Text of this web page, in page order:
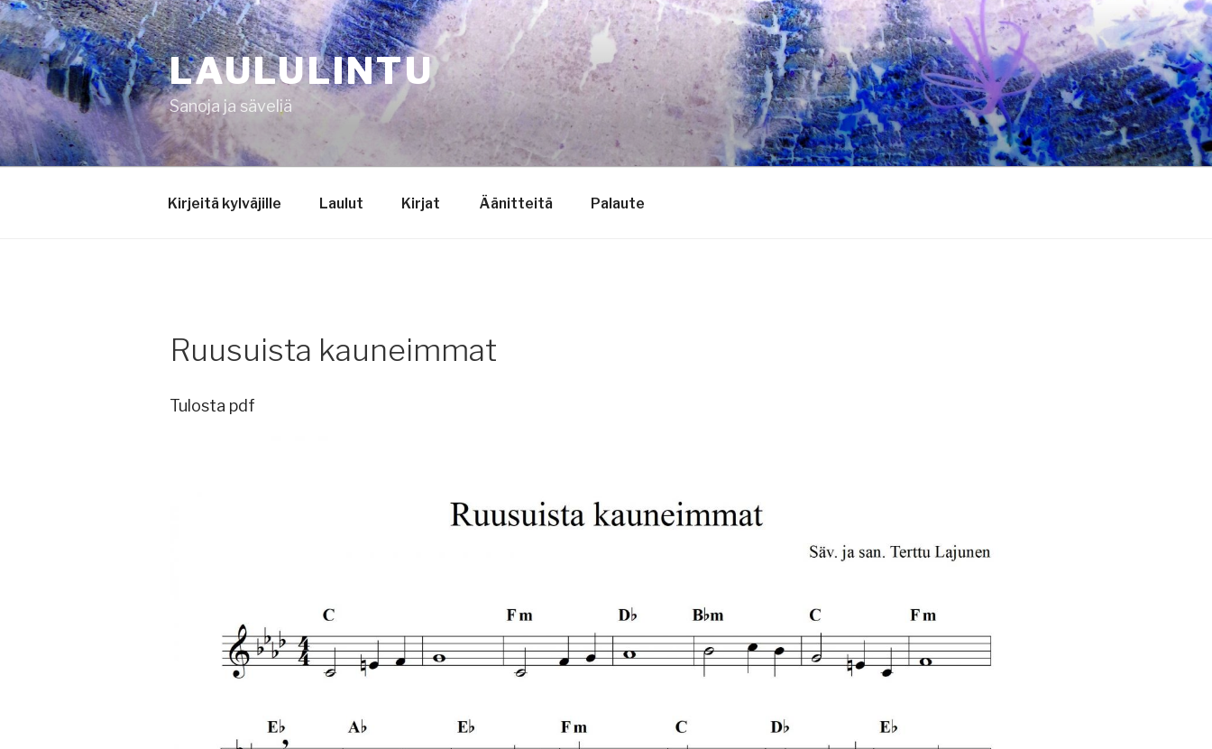
Siirry
sisältöön
LAULULINTU
Sanoja ja säveliä
Kirjeitä kylväjille Laulut Kirjat Äänitteitä Palaute
Ruusuista kauneimmat
Tulosta pdf